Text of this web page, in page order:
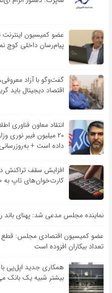
عضو کمیسیون اینترنت
پیام‌رسان داخلی کوچ
گفت‌و‌گو با آزاد
اقتصاد دیجیتال باید
انتقاد معاون فناوری
۲۰ میلیون فیبر نوری
داده است + به‌روزرسانی
افزایش سقف تراکنش
کارت‌خوان‌های تاپ به ۱۰۰ میلیون تومان
نماینده مجلس مدعی شد: پهنای باند
عضو کمیسیون اقتصادی مجلس: قطع
تعداد بیکاران افزوده است
همکاری جدید اپل‌پی
بیشتر شبیه یک بانک